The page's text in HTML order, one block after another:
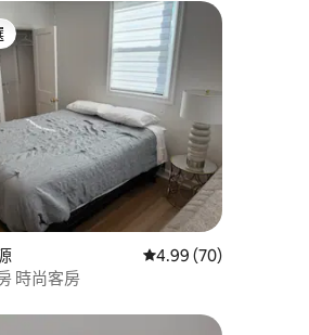
平均評分（滿分 5 分）從 70 則評價中獲得
4.99 (70)
時尚客房套房 時尚客房